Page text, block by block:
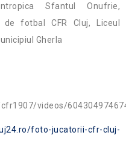
Sfantul Onufrie,
fotbal CFR Cluj, Liceul
Gherla
videos/
foto-jucatorii-cfr-cluj-